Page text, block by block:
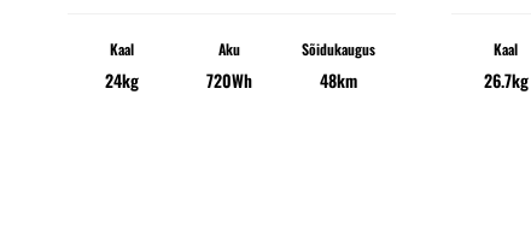
€749.00.
€629.00.
Kaal
24kg
Aku
720Wh
Sõidukaugus
48km
Kaal
26.7kg